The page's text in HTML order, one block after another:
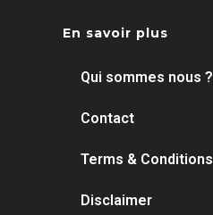
En savoir plus
Qui sommes nous ?
Contact
Terms & Conditions
Disclaimer